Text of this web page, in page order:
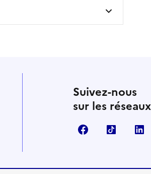
Suivez-nous
sur les
FacebookTikTok